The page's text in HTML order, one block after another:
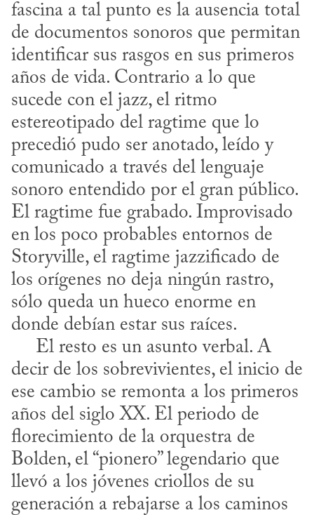
fascina a tal punto es la ausencia total
de documentos sonoros que permitan
identificar sus rasgos en sus primeros
años de vida. Contrario a lo que
sucede con el jazz, el ritmo
estereotipado del ragtime que lo
precedió pudo ser anotado, leído y
comunicado a través del lenguaje
sonoro entendido por el gran público.
El ragtime fue grabado. Improvisado
en los poco probables entornos de
Storyville, el ragtime jazzificado de
los orígenes no deja ningún rastro,
sólo queda un hueco enorme en
donde debían estar sus raíces.
decir de los sobrevivientes, el inicio de
ese cambio se remonta a los primeros
años del siglo XX. El periodo de
florecimiento de la orquestra de
Bolden, el “pionero” legendario que
llevó a los jóvenes criollos de su
generación a rebajarse a los caminos